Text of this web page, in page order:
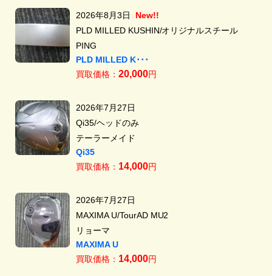
2026年8月3日
New!!
PLD MILLED KUSHIN/オリジナルスチール
PING
PLD MILLED K･･･
買取価格： 20,000円
2026年7月27日
Qi35/ヘッドのみ
テーラーメイド
Qi35
買取価格： 14,000円
2026年7月27日
MAXIMA U/TourAD MU2
リョーマ
MAXIMA U
買取価格： 14,000円